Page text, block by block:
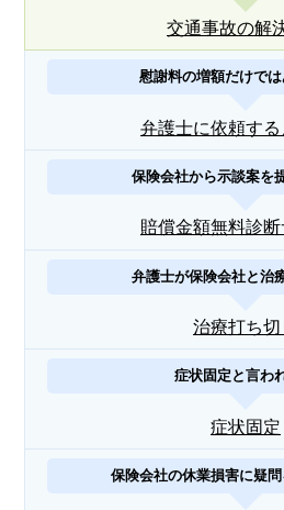
交通事故の解
慰謝料の増額だけで
弁護士に依頼する
保険会社から示談案を
賠償金額無料診断
弁護士が保険会社と治
治療打ち切
症状固定と言わ
症状固定
保険会社の休業損害に疑